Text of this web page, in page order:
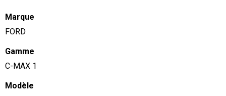
Marque
FORD
Gamme
C-MAX 1
Modèle